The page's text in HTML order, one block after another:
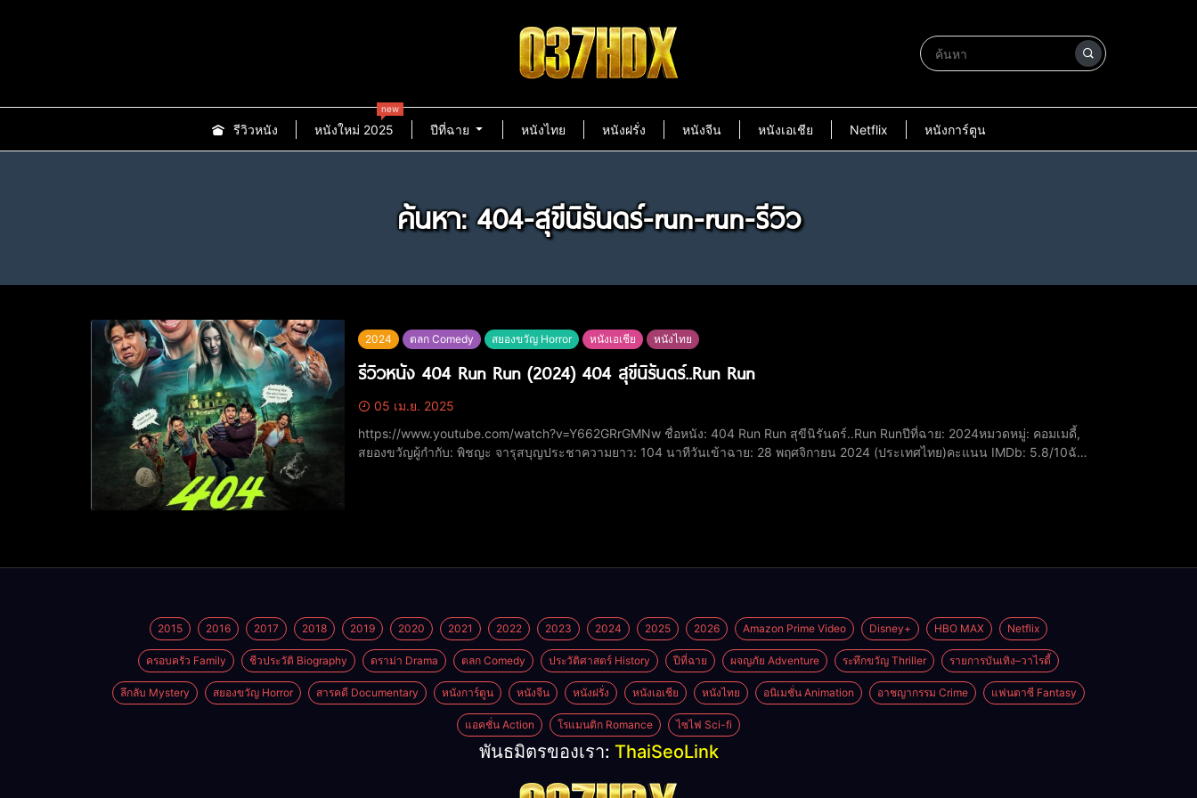
รีวิวหนัง หนังใหม่ 2025
new
ปีที่ฉาย หนังไทย หนังฝรั่ง หนังจีน หนังเอเชีย Netflix หนังการ์ตูน
ค้นหา: 404-สุขีนิรันดร์-run-run-รีวิว
2024 ตลก Comedy สยองขวัญ Horror หนังเอเชีย หนังไทย
รีวิวหนัง 404 Run Run (2024) 404 สุขีนิรันดร์..Run Run
05 เม.ย. 2025
https://www.youtube.com/watch?v=Y662GRrGMNw ชื่อหนัง: 404 Run Run สุขีนิรันดร์..Run Run​ปีที่ฉาย: 2024​หมวดหมู่: คอมเมดี้,
สยองขวัญ​ผู้กำกับ: พิชญะ จารุสบุญประชา​ความยาว: 104 นาที​วันเข้าฉาย: 28 พฤศจิกายน 2024 (ประเทศไทย)​คะแนน IMDb: 5.8/10ฉัน
2015 2016 2017 2018 2019 2020 2021 2022 2023 2024 2025 2026 Amazon Prime Video Disney+ HBO MAX Netflix
ครอบครัว Family ชีวประวัติ Biography ดราม่า Drama ตลก Comedy ประวัติศาสตร์ History ปีที่ฉาย ผจญภัย Adventure ระทึกขวัญ Thriller รายการบันเทิง–วาไรตี้
ลึกลับ Mystery สยองขวัญ Horror สารคดี Documentary หนังการ์ตูน หนังจีน หนังฝรั่ง หนังเอเชีย หนังไทย อนิเมชั่น Animation อาชญากรรม Crime แฟนตาซี Fantasy
แอคชั่น Action โรแมนติก Romance ไซไฟ Sci-fi
พันธมิตรของเรา: ThaiSeoLink